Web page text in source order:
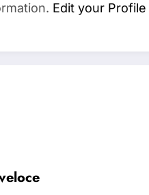
Edit your Profile